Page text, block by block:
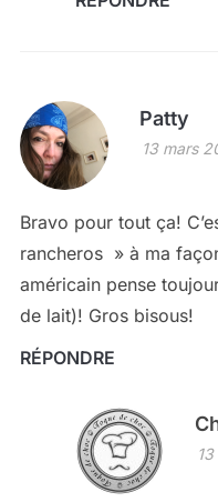
Patty
13 mars
Bravo pour tout ça!
rancheros » à ma
américain pense
de lait)! Gros bisous!
RÉPONDRE